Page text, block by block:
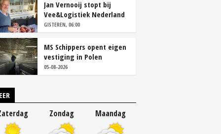
Jan Vernooij stopt bij
Vee&Logistiek Nederland
GISTEREN, 06:00
MS Schippers opent eigen
vestiging in Polen
05-08-2026
Zondag Maandag